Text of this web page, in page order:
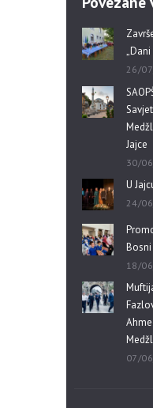
26/
Jajce
30/
U
24/
Bosni
18/
07/